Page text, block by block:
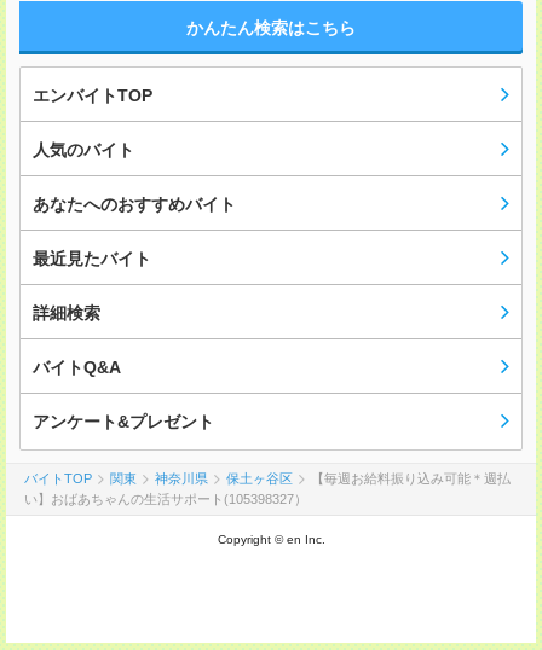
かんたん検索はこちら
エンバイトTOP
人気のバイト
あなたへのおすすめバイト
最近見たバイト
詳細検索
バイトQ&A
アンケート&プレゼント
バイトTOP 関東 神奈川県 保土ヶ谷区
【毎週お給料振り込み可能＊週払
い】おばあちゃんの生活サポート(105398327）
Copyright © en Inc.